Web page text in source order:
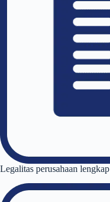
Legalitas perusahaan lengkap